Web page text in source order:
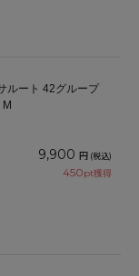
ルート 42グループ
9,900 円 (税込)
450pt獲得